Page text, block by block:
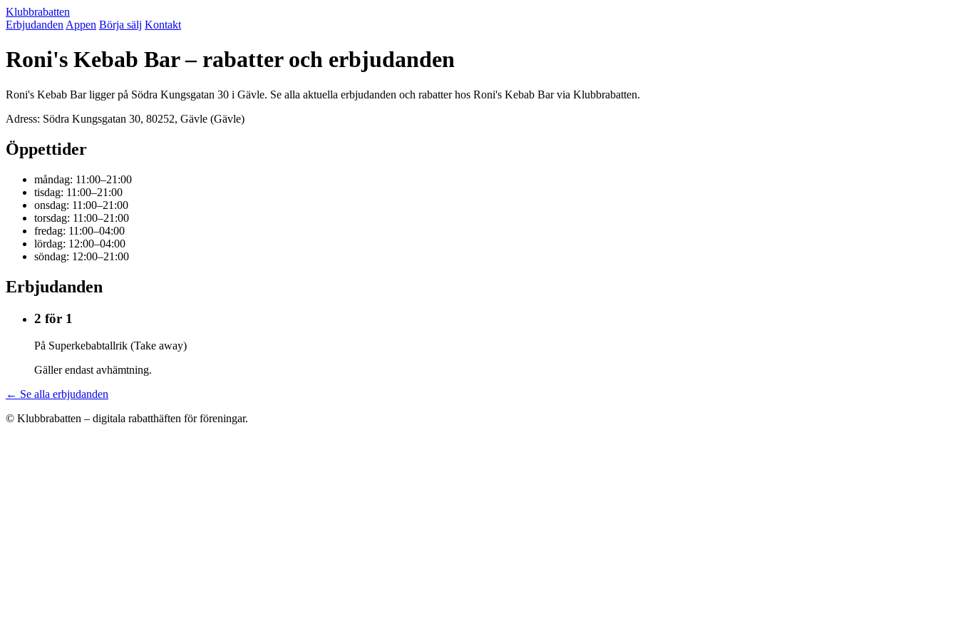
Klubbrabatten
Erbjudanden Appen Börja sälj Kontakt
Roni's Kebab Bar – rabatter och erbjudanden
Roni's Kebab Bar ligger på Södra Kungsgatan 30 i Gävle. Se alla aktuella erbjudanden och rabatter hos Roni's Kebab Bar via Klubbrabatten.
Adress: Södra Kungsgatan 30, 80252, Gävle (Gävle)
Öppettider
måndag: 11:00–21:00
tisdag: 11:00–21:00
onsdag: 11:00–21:00
torsdag: 11:00–21:00
fredag: 11:00–04:00
lördag: 12:00–04:00
söndag: 12:00–21:00
Erbjudanden
2 för 1
På Superkebabtallrik (Take away)
Gäller endast avhämtning.
← Se alla erbjudanden
© Klubbrabatten – digitala rabatthäften för föreningar.